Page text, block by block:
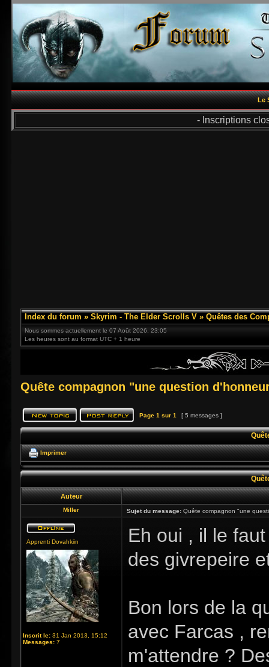
Le
- Inscriptions
Index du forum » Skyrim - The Elder Scrolls V » Quêtes des
Nous sommes actuellement le 07 Août 2026, 23:05
Les heures sont au format UTC + 1 heure
Quête compagnon "une question
Page 1 sur 1 [ 5 messages ]
Imprimer
Auteur
Miller Sujet du message: Quête compagnon "une
Apprenti Dovahkiin
Inscrit le: 31 Jan 2013, 15:12
Messages: 7
Eh oui , il le
des givrepeire
Bon lors de la
avec Farcas ,
m'attendre ?